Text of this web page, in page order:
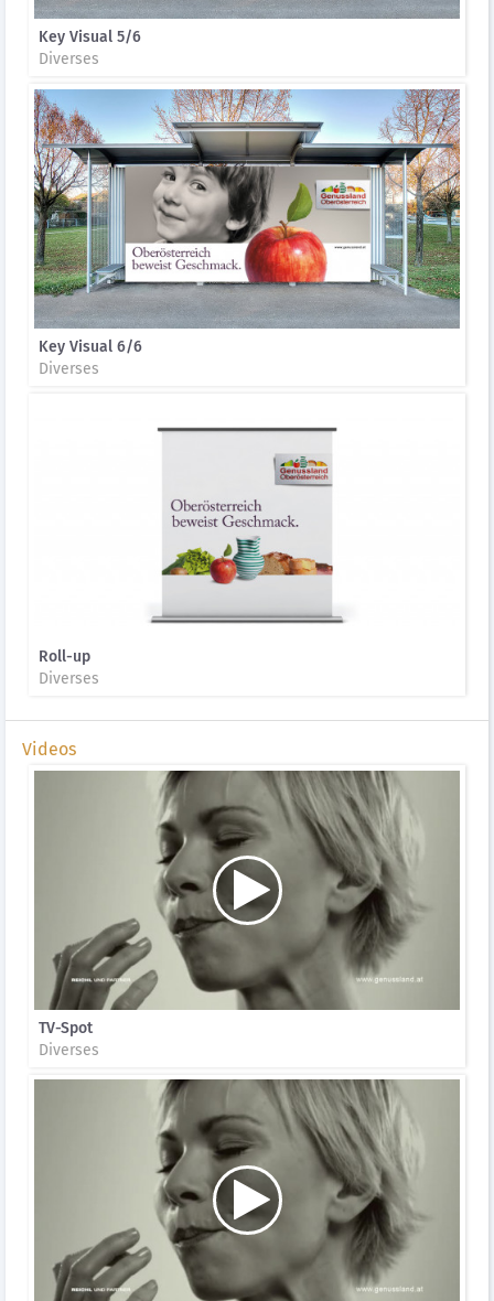
Key Visual 5/6
Diverses
Key Visual 6/6
Diverses
Roll-up
Diverses
Videos
TV-Spot
Diverses